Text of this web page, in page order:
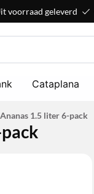
voorraad geleverd
Cataplana
1.5 liter 6-pack